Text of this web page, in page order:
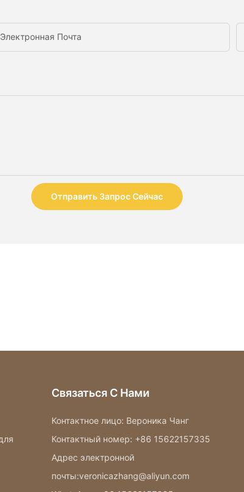
Электронная Почта
Отправить Запрос Сейчас
Связаться С Нами
Контактное лицо: Вероника Чанг
Контактный номер: +86 15622157335
Адрес электронной
почты:veronicazhang@aliyun.com